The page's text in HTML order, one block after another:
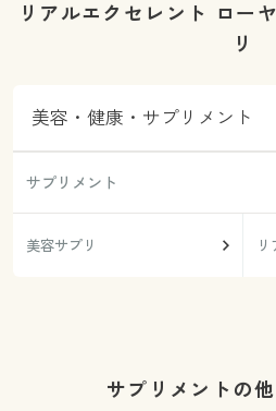
リアルエクセレント ロー
リ
美容・健康・サプリメント
サプリメント
美容サプリ
サプリメントの